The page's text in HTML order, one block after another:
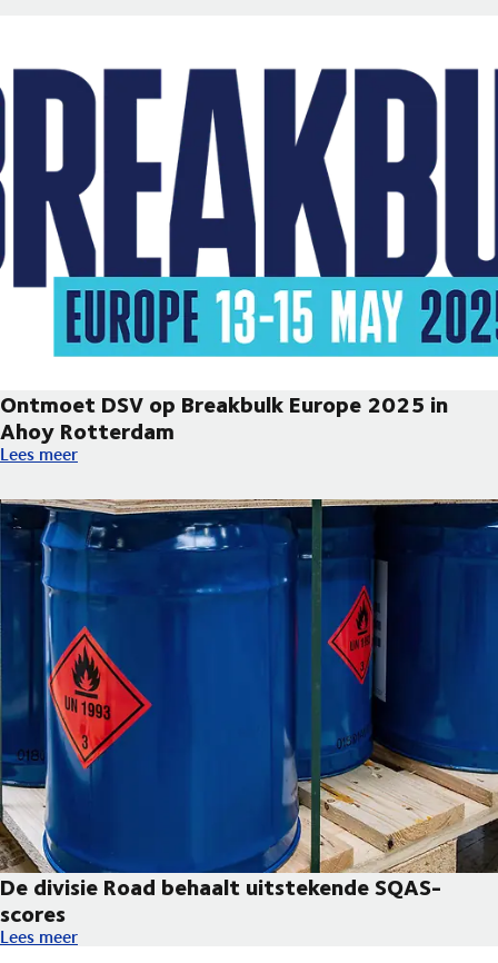
Ontmoet DSV op Breakbulk Europe 2025 in
Ahoy Rotterdam
Ontmoet DSV op Breakbulk Europe 2025 in Ahoy Rotterdam
Lees meer
De divisie Road behaalt uitstekende SQAS-
scores
De divisie Road behaalt uitstekende SQAS-scores
Lees meer